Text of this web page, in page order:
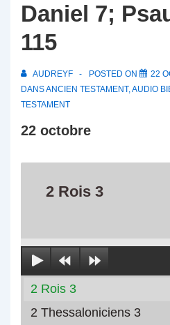
Daniel 7;
115
AUDREYF POSTED ON 22
DANSANCIEN TESTAMENT,AUDIO
TESTAMENT
22 octobre
2 Rois 3
2 Rois 3
2 Thessaloniciens 3